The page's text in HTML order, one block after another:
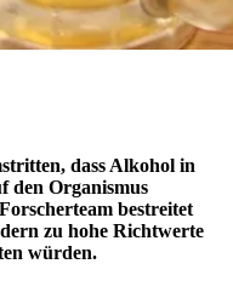
dass Alkohol in
den Organismus
bestreitet
zu hohe Richtwerte
würden.